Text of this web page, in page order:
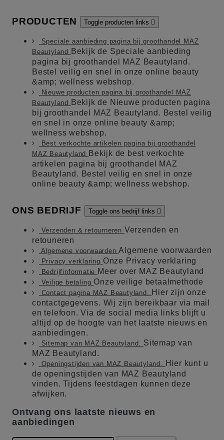
PRODUCTEN Toggle producten links 
Speciale aanbieding pagina bij groothandel MAZ
Beautyland
Bekijk de Speciale aanbieding
pagina bij groothandel MAZ Beautyland.
Bestel veilig en snel in onze online beauty
&amp; wellness webshop.
Nieuwe producten pagina bij groothandel MAZ
Beautyland
Bekijk de Nieuwe producten pagina
bij groothandel MAZ Beautyland. Bestel veilig
en snel in onze online beauty &amp;
wellness webshop.
Best verkochte artikelen pagina bij groothandel
MAZ Beautyland
Bekijk de best verkochte
artikelen pagina bij groothandel MAZ
Beautyland. Bestel veilig en snel in onze
online beauty &amp; wellness webshop.
ONS BEDRIJF Toggle ons bedrijf links 
Verzenden & retourneren Verzenden en
retouneren
Algemene voorwaardenAlgemene voorwaarden
Privacy verklaring Onze Privacy verklaring
Bedrijfinformatie Meer over MAZ Beautyland
Veilige betaling Onze veilige betaalmethode
Contact pagina MAZ Beautyland. Hier zijn onze
contactgegevens. Wij zijn bereikbaar via mail
en telefoon. Via de social media links blijft u
altijd op de hoogte van het laatste nieuws en
aanbiedingen.
Sitemap van MAZ Beautyland. Sitemap van
MAZ Beautyland.
Openingstijden van MAZ Beautyland.
Hier kunt u
de openingstijden van MAZ Beautyland
vinden. Tijdens feestdagen kunnen deze
afwijken.
Ontvang ons laatste nieuws en
aanbiedingen